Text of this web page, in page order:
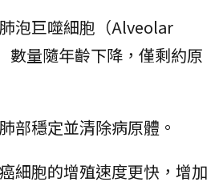
泡巨噬細胞（Alveolar
數量隨年齡下降，僅剩約原
部穩定並清除病原體。
細胞的增殖速度更快，增加